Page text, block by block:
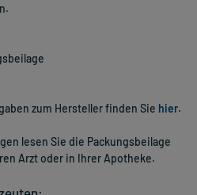
zum Hersteller finden Sie hier.
lesen Sie die Packungsbeilage
Arzt oder in Ihrer Apotheke.